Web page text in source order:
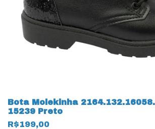
Bota Molekinha
15239 Preto
R$199,00